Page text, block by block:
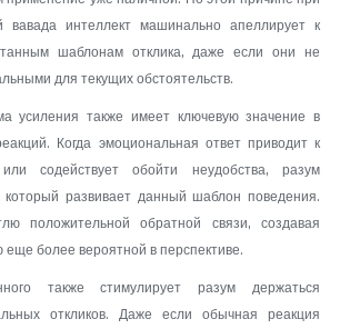
вавада интеллект машинально апеллирует к
шаблонам отклика, даже если они не
для текущих обстоятельств.
усиления также имеет ключевую значение в
Когда эмоциональная ответ приводит к
содействует обойти неудобства, разум
который развивает данный шаблон поведения.
положительной обратной связи, создавая
более вероятной в перспективе.
также стимулирует разум держаться
откликов. Даже если обычная реакция